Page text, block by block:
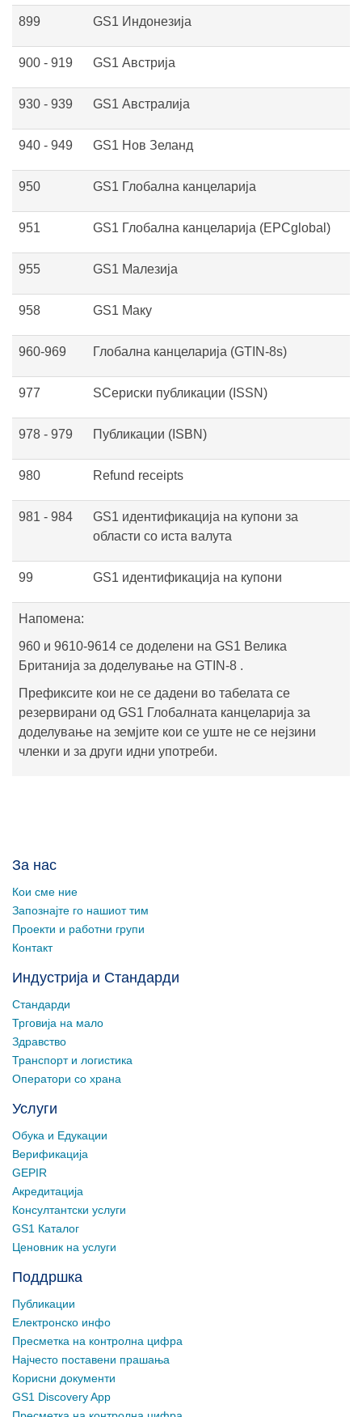
899 GS1 Индонезија
900 - 919 GS1 Австрија
930 - 939 GS1 Австралија
940 - 949 GS1 Нов Зеланд
950 GS1 Глобална канцеларија
951 GS1 Глобална канцеларија (EPCglobal)
955 GS1 Малезија
958 GS1 Маку
960-969 Глобална канцеларија (GTIN-8s)
977 SСериски публикации (ISSN)
978 - 979 Публикации (ISBN)
980 Refund receipts
981 - 984
GS1 идентификација на купони за
области со иста валута
99 GS1 идентификација на купони
Напомена:
960 и 9610-9614 се доделени на GS1 Велика
Британија за доделување на GTIN-8 .
Префиксите кои не се дадени во табелата се
резервирани од GS1 Глобалната канцеларија за
доделување на земјите кои се уште не се нејзини
членки и за други идни употреби.
За нас
Кои сме ние
Запознајте го нашиот тим
Проекти и работни групи
Контакт
Индустрија и Стандарди
Стандарди
Трговија на мало
Здравство
Транспорт и логистика
Оператори со храна
Услуги
Обука и Едукации
Верификација
GEPIR
Акредитација
Консултантски услуги
GS1 Каталог
Ценовник на услуги
Поддршка
Публикации
Електронско инфо
Пресметка на контролна цифра
Најчесто поставени прашања
Корисни документи
GS1 Discovery App